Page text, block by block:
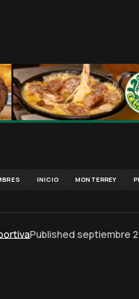
INICIO MONTERREY
Published septiembre